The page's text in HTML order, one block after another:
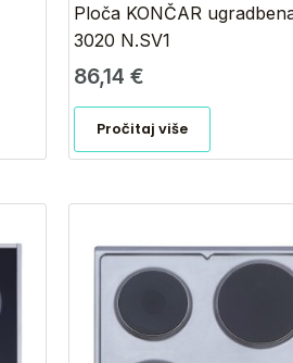
Ploča KONČAR
3020 N.SV1
86,14 €
Pročitaj više